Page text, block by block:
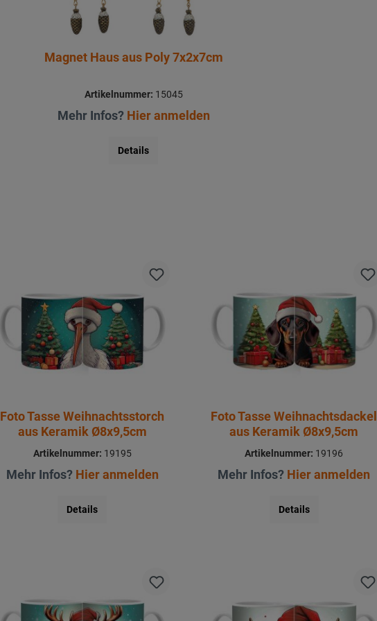
Magnet Haus aus Poly 7x2x7cm
Artikelnummer: 15045
Mehr Infos? Hier anmelden
Details
Foto Tasse Weihnachtsstorch
aus Keramik Ø8x9,5cm
Artikelnummer: 19195
Mehr Infos? Hier anmelden
Details
Foto Tasse Weihnachtsdackel
aus Keramik Ø8x9,5cm
Artikelnummer: 19196
Mehr Infos? Hier anmelden
Details